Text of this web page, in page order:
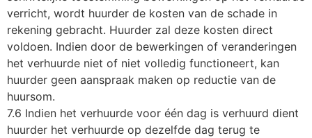
verricht, wordt huurder de kosten van de schade in
rekening gebracht. Huurder zal deze kosten direct
voldoen. Indien door de bewerkingen of veranderingen
het verhuurde niet of niet volledig functioneert, kan
huurder geen aanspraak maken op reductie van de
huursom.
7.6 Indien het verhuurde voor één dag is verhuurd dient
huurder het verhuurde op dezelfde dag terug te